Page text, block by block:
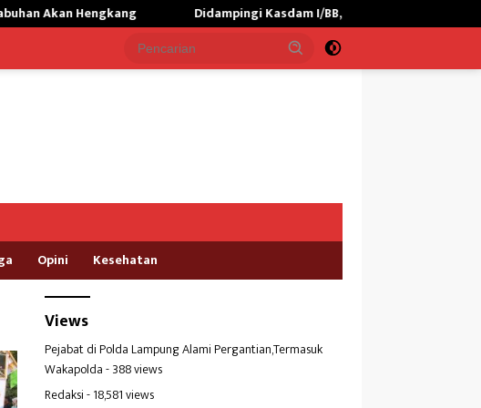
Didampingi Kasdam I/BB,Menhan RI Kunjungi Yonif TP 902/
Opini Kesehatan
Views
Pejabat di Polda Lampung Alami Pergantian,Termasuk
Wakapolda- 388 views
Redaksi- 18,581 views